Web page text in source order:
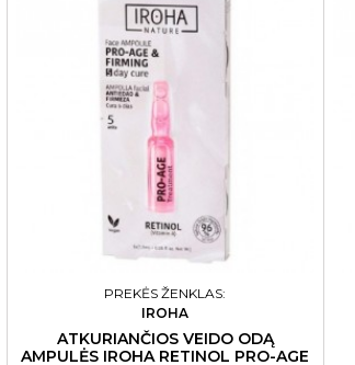
PREKĖS ŽENKLAS:
IROHA
ATKURIANČIOS VEIDO ODĄ
AMPULĖS IROHA RETINOL PRO-AGE